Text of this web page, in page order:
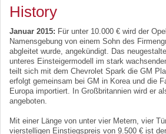
History
Januar 2015: Für unter 10.000 € wird der
Namensgebung von einem Sohn des
abgleitet wurde, angekündigt. Das
unteres Einsteigermodell im stark
teilt sich mit dem Chevrolet Spark die GM
erfolgt gemeinsam bei GM in Korea und die
Europa importiert. In Großbritannien wird er
angeboten.
Mit einer Länge von unter vier Metern, vier
vierstelligen Einstiegspreis von 9.500 € ist